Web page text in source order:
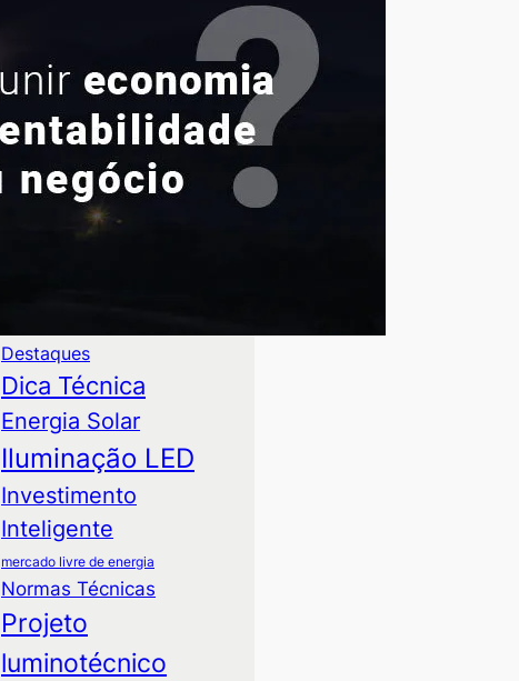
Palavras-chave
Assuntos mais comentados:
Destaques
Dica Técnica
Energia Solar
Iluminação LED
Investimento
Inteligente
mercado livre de energia
Normas Técnicas
Projeto
luminotécnico